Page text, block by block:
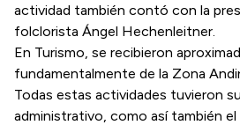
actividad también contó con la
folclorista Ángel Hechenleitner.
En Turismo, se recibieron
fundamentalmente de la Zona
Todas estas actividades tuvieron
administrativo, como así también